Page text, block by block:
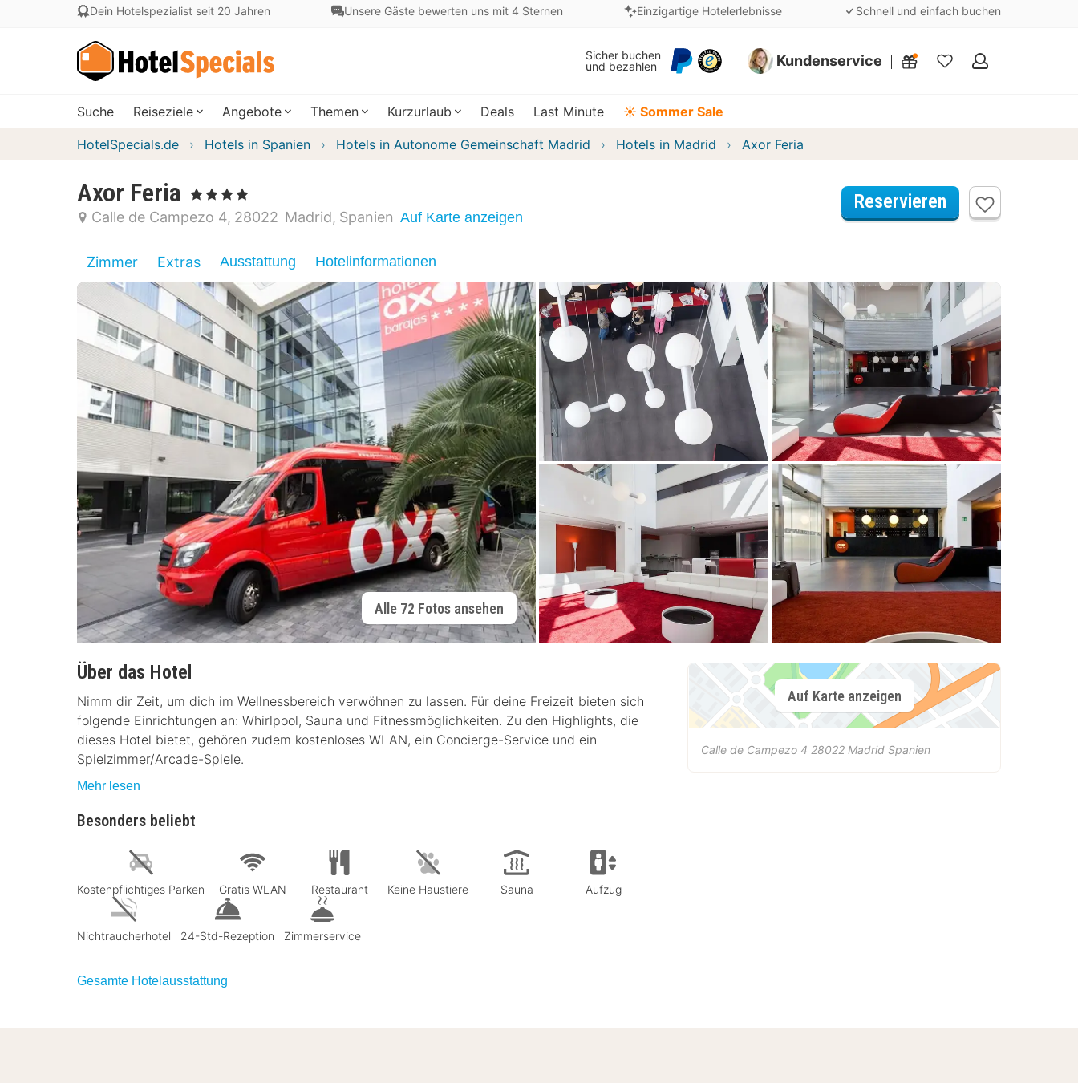
Dein Hotelspezialist seit 20 Jahren Unsere Gäste bewerten uns mit 4 Sternen Einzigartige Hotelerlebnisse Schnell und einfach buchen
Sicher buchen
und bezahlen
Kundenservice
Meine
Suche Reiseziele Angebote Themen Kurzurlaub Deals Last Minute ☀️ Sommer Sale
HotelSpecials.de Hotels in Spanien Hotels in Autonome Gemeinschaft Madrid Hotels in Madrid Axor Feria
Axor Feria , 4 Sterne
Calle de Campezo 4 28022 Madrid Spanien Auf Karte anzeigen
Reservieren
Zimmer Extras Ausstattung Hotelinformationen
Alle 72 Fotos ansehen
Über das Hotel
Nimm dir Zeit, um dich im Wellnessbereich verwöhnen zu lassen. Für deine Freizeit bieten sich
folgende Einrichtungen an: Whirlpool, Sauna und Fitnessmöglichkeiten. Zu den Highlights, die
dieses Hotel bietet, gehören zudem kostenloses WLAN, ein Concierge-Service und ein
Spielzimmer/Arcade-Spiele.
Mehr lesen
Besonders beliebt
Kostenpflichtiges Parken Gratis WLAN Restaurant Keine Haustiere Sauna Aufzug
Nichtraucherhotel 24-Std-Rezeption Zimmerservice
Gesamte Hotelausstattung
Auf Karte anzeigen
Calle de Campezo 4 28022 Madrid Spanien